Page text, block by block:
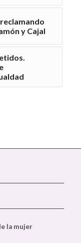
y Cajal
la mujer